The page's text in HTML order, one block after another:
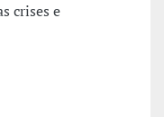
crises e